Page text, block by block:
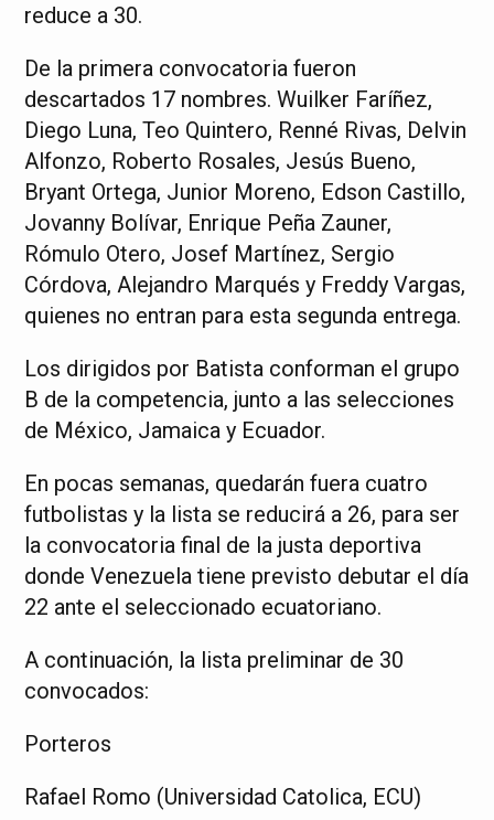
reduce a 30.
De la primera convocatoria fueron
descartados 17 nombres. Wuilker Faríñez,
Diego Luna, Teo Quintero, Renné Rivas, Delvin
Alfonzo, Roberto Rosales, Jesús Bueno,
Bryant Ortega, Junior Moreno, Edson Castillo,
Jovanny Bolívar, Enrique Peña Zauner,
Rómulo Otero, Josef Martínez, Sergio
Córdova, Alejandro Marqués y Freddy Vargas,
quienes no entran para esta segunda entrega.
Los dirigidos por Batista conforman el grupo
B de la competencia, junto a las selecciones
de México, Jamaica y Ecuador.
En pocas semanas, quedarán fuera cuatro
futbolistas y la lista se reducirá a 26, para ser
la convocatoria final de la justa deportiva
donde Venezuela tiene previsto debutar el día
22 ante el seleccionado ecuatoriano.
A continuación, la lista preliminar de 30
convocados:
Porteros
Rafael Romo (Universidad Catolica, ECU)